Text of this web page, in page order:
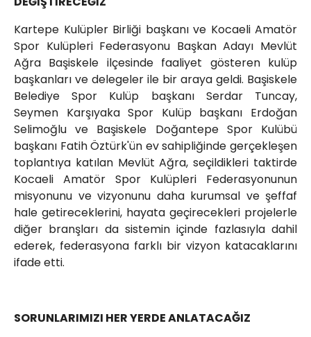
Kartepe Kulüpler Birliği başkanı ve Kocaeli Amatör
Spor Kulüpleri Federasyonu Başkan Adayı Mevlüt
Ağra Başiskele ilçesinde faaliyet gösteren kulüp
başkanları ve delegeler ile bir araya geldi. Başiskele
Belediye Spor Kulüp başkanı Serdar Tuncay,
Seymen Karşıyaka Spor Kulüp başkanı Erdoğan
Selimoğlu ve Başiskele Doğantepe Spor Kulübü
başkanı Fatih Öztürk'ün ev sahipliğinde gerçekleşen
toplantıya katılan Mevlüt Ağra, seçildikleri taktirde
Kocaeli Amatör Spor Kulüpleri Federasyonunun
misyonunu ve vizyonunu daha kurumsal ve şeffaf
hale getireceklerini, hayata geçirecekleri projelerle
diğer branşları da sistemin içinde fazlasıyla dahil
ederek, federasyona farklı bir vizyon katacaklarını
ifade etti.
SORUNLARIMIZI HER YERDE ANLATACAĞIZ